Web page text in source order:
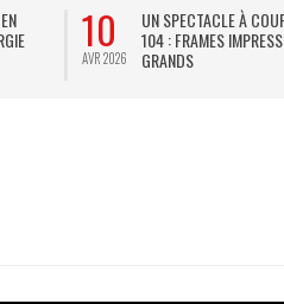
10
AVR 2026
UN SPECTACLE À
104 : FRAMES
GRANDS